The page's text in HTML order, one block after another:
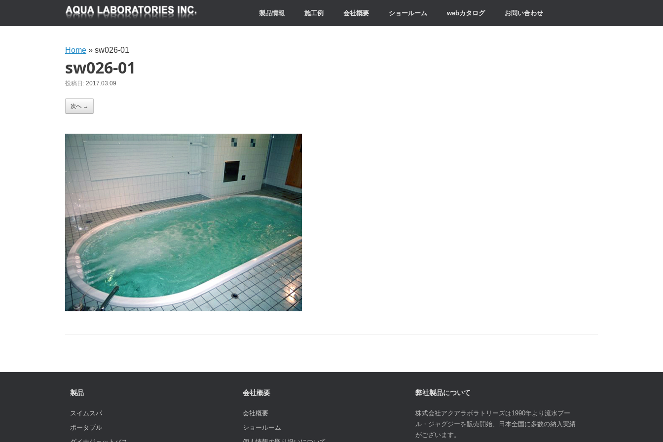
製品情報 施工例 会社概要 ショールーム webカタログ お問い合わせ
Home » sw026-01
sw026-01
投稿日: 2017.03.09
次へ →
製品
スイムスパ
ポータブル
会社概要
会社概要
ショールーム
弊社製品について
株式会社アクアラボラトリーズは1990年より流水プー
ル・ジャグジーを販売開始、日本全国に多数の納入実績
がございます。